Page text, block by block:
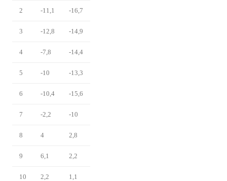
2 -11,1 -16,7
3 -12,8 -14,9
4 -7,8 -14,4
5 -10 -13,3
6 -10,4 -15,6
7 -2,2 -10
8 4 2,8
9 6,1 2,2
10 2,2 1,1